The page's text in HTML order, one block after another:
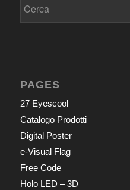
PAGES
27 Eyescool
Catalogo Prodotti
Digital Poster
e-Visual Flag
Free Code
Holo LED – 3D